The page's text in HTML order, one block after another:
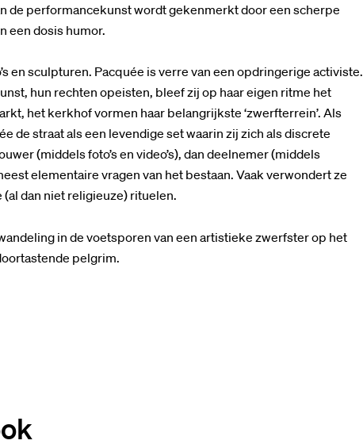
de performancekunst wordt gekenmerkt door een scherpe
een dosis humor.
en sculpturen. Pacquée is verre van een opdringerige activiste.
hun rechten opeisten, bleef zij op haar eigen ritme het
het kerkhof vormen haar belangrijkste ‘zwerfterrein’. Als
de straat als een levendige set waarin zij zich als discrete
(middels foto’s en video’s), dan deelnemer (middels
elementaire vragen van het bestaan. Vaak verwondert ze
dan niet religieuze) rituelen.
in de voetsporen van een artistieke zwerfster op het
pelgrim.